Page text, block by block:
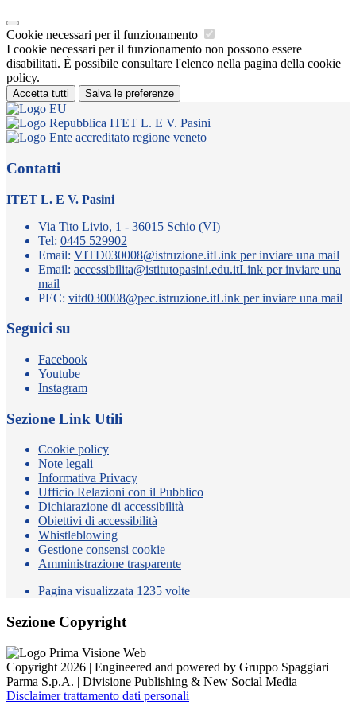
Cookie necessari per il funzionamento
I cookie necessari per il funzionamento non possono essere
disabilitati. È possibile consultare l'elenco nella pagina della cookie
policy.
Accetta tutti Salva le preferenze
ITET L. E V. Pasini
Contatti
ITET L. E V. Pasini
Via Tito Livio, 1 - 36015 Schio (VI)
Tel: 0445 529902
Email: VITD030008@istruzione.itLink per inviare una mail
Email: accessibilita@istitutopasini.edu.itLink per inviare una
mail
PEC: vitd030008@pec.istruzione.itLink per inviare una mail
Seguici su
Facebook
Youtube
Instagram
Sezione Link Utili
Cookie policy
Note legali
Informativa Privacy
Ufficio Relazioni con il Pubblico
Dichiarazione di accessibilità
Obiettivi di accessibilità
Whistleblowing
Gestione consensi cookie
Amministrazione trasparente
Pagina visualizzata 1235 volte
Sezione Copyright
Copyright 2026 | Engineered and powered by Gruppo Spaggiari
Parma S.p.A. | Divisione Publishing & New Social Media
Disclaimer trattamento dati personali